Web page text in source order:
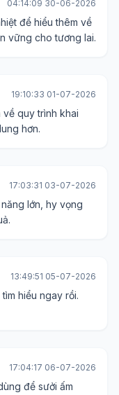
04:14:09 30-06-2026
để hiểu thêm về
vững cho tương lai.
19:10:33 01-07-2026
về quy trình khai
hơn.
17:03:31 03-07-2026
lớn, hy vọng
13:49:51 05-07-2026
hiểu ngay rồi.
17:04:17 06-07-2026
để sưởi ấm